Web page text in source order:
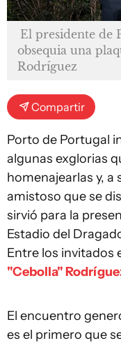
El presidente de
obsequia una
Rodríguez
Compartir
Porto de Portugal
algunas exglorias
homenajearlas y, a
amistoso que se
sirvió para la
Estadio del
Entre los invitados
"Cebolla"
El encuentro
es el primero que